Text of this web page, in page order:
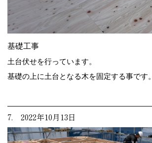
基礎工事
土台伏せを行っています。
基礎の上に土台となる木を固定する事です。
7. 2022年10月13日